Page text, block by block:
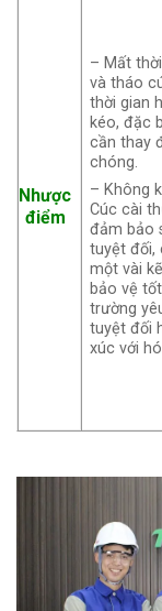
Nhược
điểm
– Mất
và tháo
thời gian
kéo, đặc
cần thay
chóng.
– Không
Cúc cài
đảm bảo
tuyệt đối,
một vài
bảo vệ
trường
tuyệt đối
xúc với